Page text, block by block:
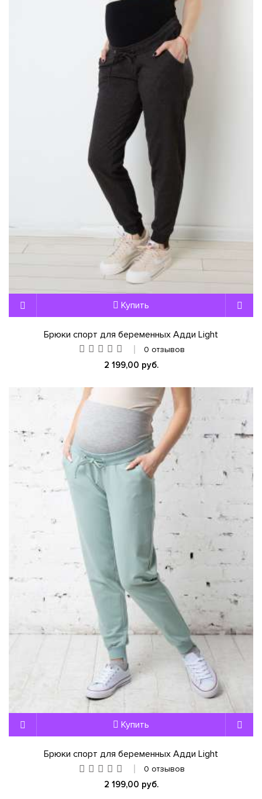
Купить
Брюки спорт для беременных Адди Light
0 отзывов
2 199,00 руб.
Купить
Брюки спорт для беременных Адди Light
0 отзывов
2 199,00 руб.